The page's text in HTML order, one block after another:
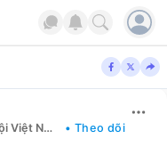
Tin mới về Giáo hội Việt Nam • Theo dõi